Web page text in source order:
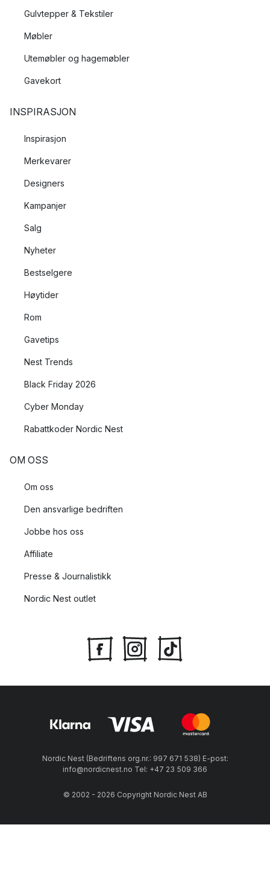
Gulvtepper & Tekstiler
Møbler
Utemøbler og hagemøbler
Gavekort
INSPIRASJON
Inspirasjon
Merkevarer
Designers
Kampanjer
Salg
Nyheter
Bestselgere
Høytider
Rom
Gavetips
Nest Trends
Black Friday 2026
Cyber Monday
Rabattkoder Nordic Nest
OM OSS
Om oss
Den ansvarlige bedriften
Jobbe hos oss
Affiliate
Presse & Journalistikk
Nordic Nest outlet
Nordic Nest (Bedriftens org.nr.: 997 671 538) E-post:
info@nordicnest.no Tel: +47 23 509 366
© 2002 - 2026 Copyright Nordic Nest AB